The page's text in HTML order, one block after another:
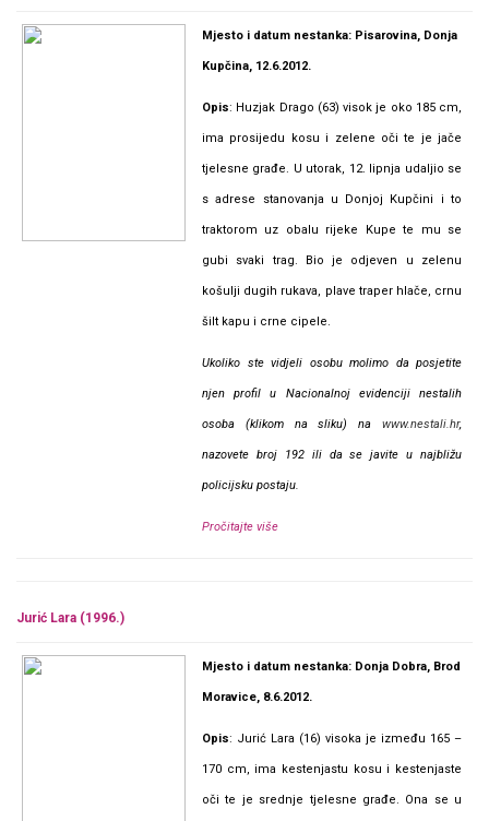
Mjesto i datum nestanka: Pisarovina, Donja
Kupčina, 12.6.2012.
Opis: Huzjak Drago (63) visok je oko 185 cm,
ima prosijedu kosu i zelene oči te je jače
tjelesne građe. U utorak, 12. lipnja udaljio se
s adrese stanovanja u Donjoj Kupčini i to
traktorom uz obalu rijeke Kupe te mu se
gubi svaki trag. Bio je odjeven u zelenu
košulji dugih rukava, plave traper hlače, crnu
šilt kapu i crne cipele.
Ukoliko ste vidjeli osobu molimo da posjetite
njen profil u Nacionalnoj evidenciji nestalih
osoba (klikom na sliku) na www.nestali.hr,
nazovete broj 192 ili da se javite u najbližu
policijsku postaju.
Pročitajte više
Jurić Lara (1996.)
Mjesto i datum nestanka: Donja Dobra, Brod
Moravice, 8.6.2012.
Opis: Jurić Lara (16) visoka je između 165 –
170 cm, ima kestenjastu kosu i kestenjaste
oči te je srednje tjelesne građe. Ona se u